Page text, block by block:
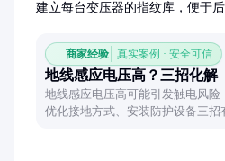
建立每台变压器的指纹库，便于后
商家经验 真实案例 · 安全可信
地线感应电压高？三招化解
地线感应电压高可能引发触电风险
优化接地方式、安装防护设备三招